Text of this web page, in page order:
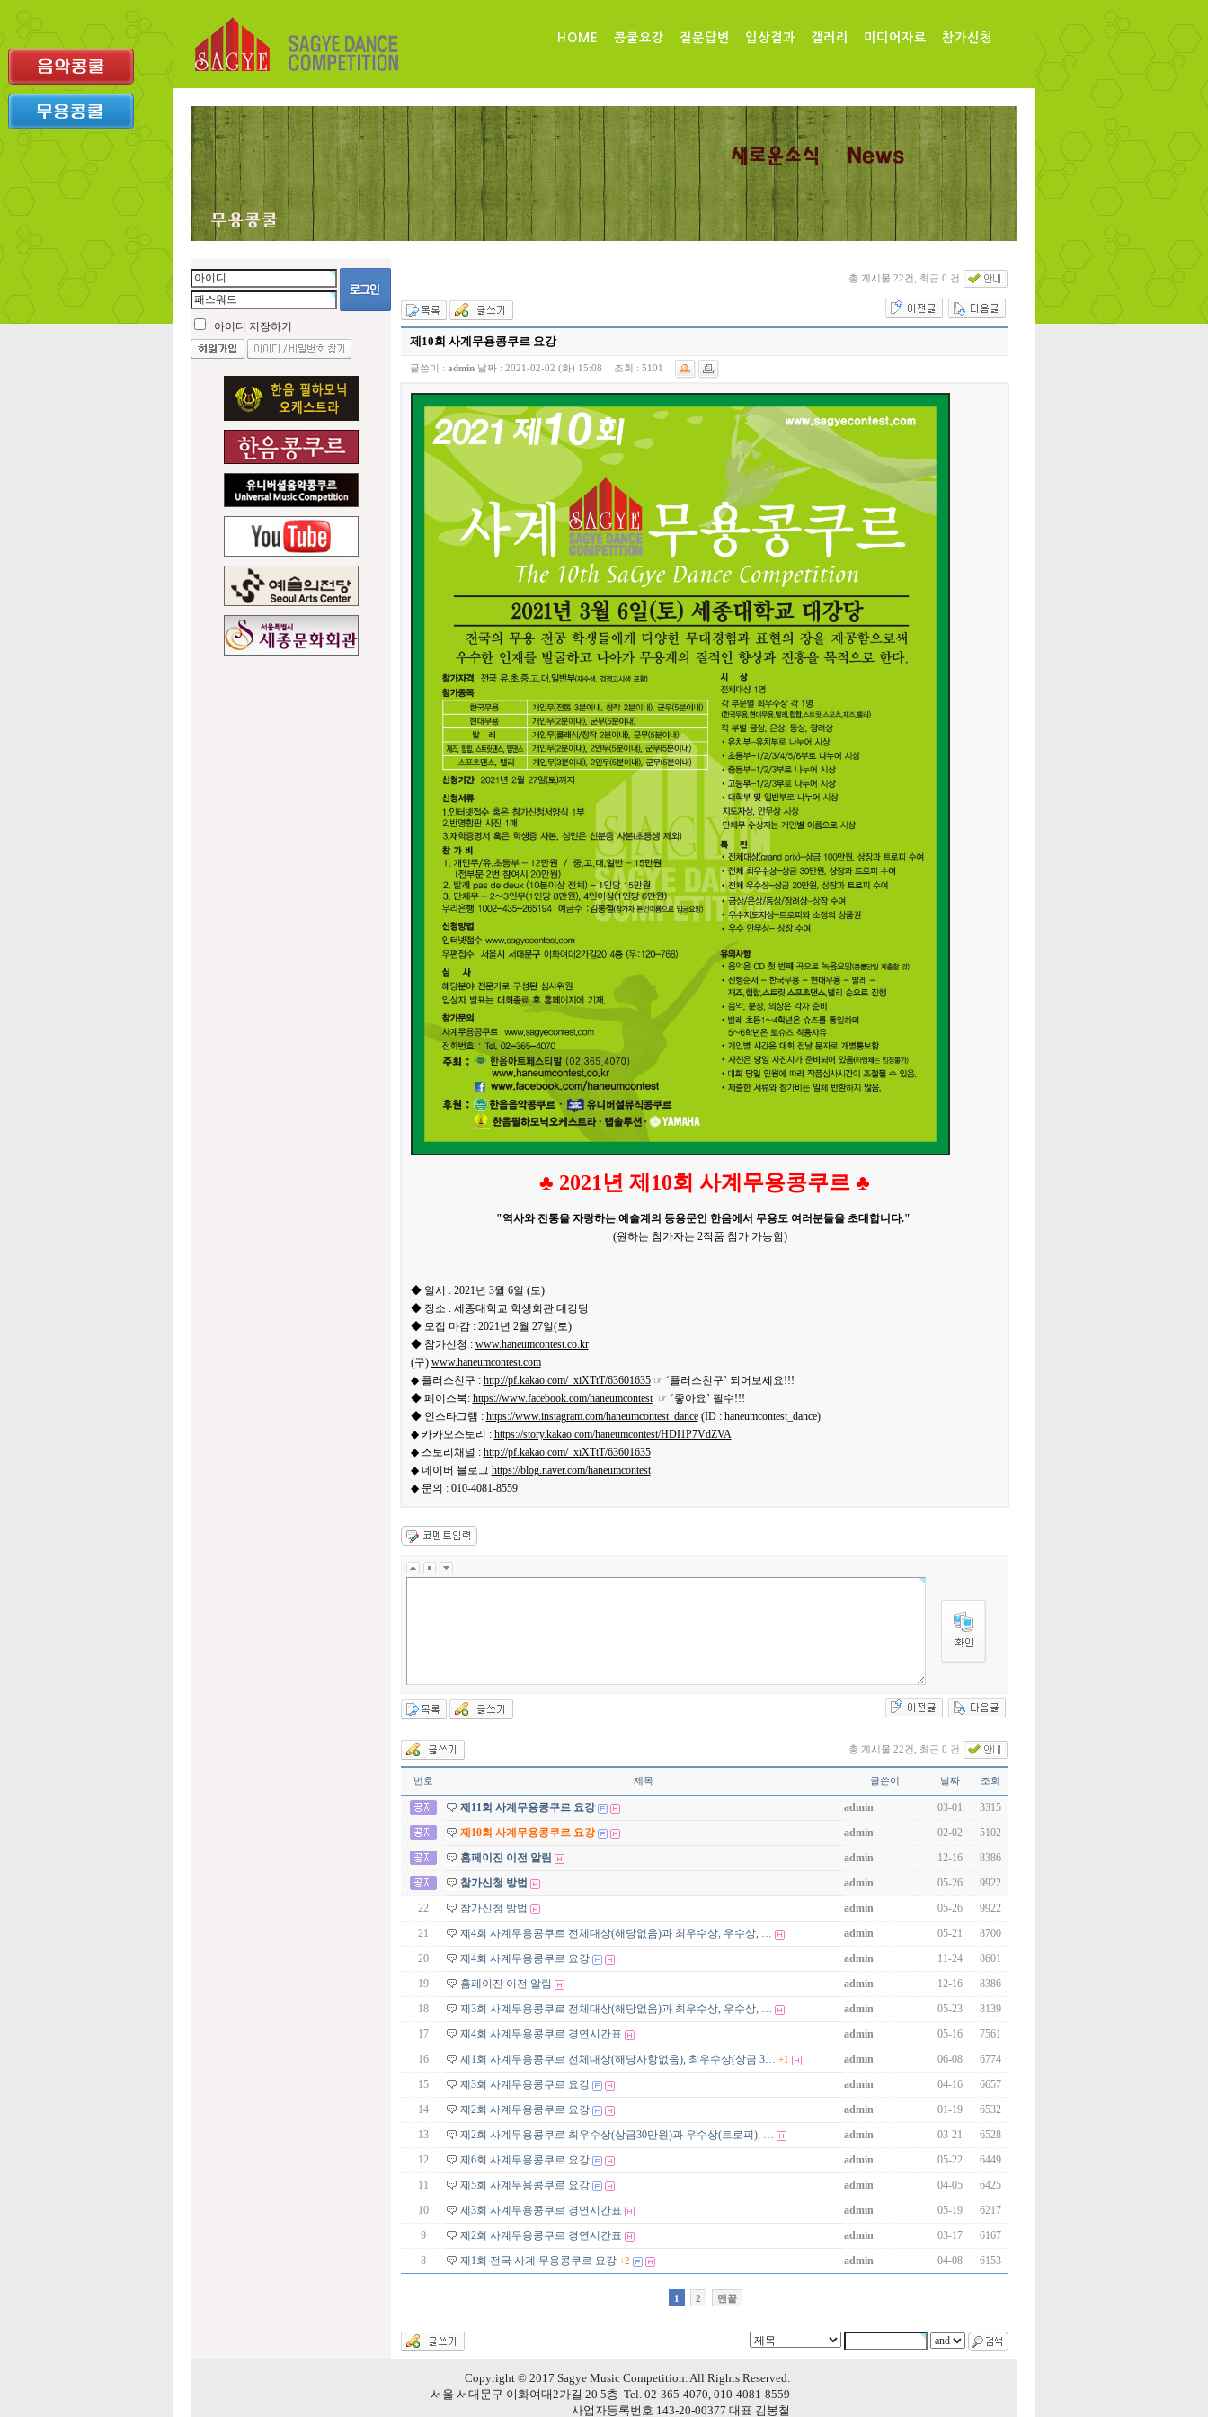
HOME 콩쿨요강 질문답변 입상결과 갤러리 미디어자료 참가신청
아이디 저장하기
총 게시물 22건, 최근 0 건
제10회 사계무용콩쿠르 요강
글쓴이 : admin날짜 : 2021-02-02 (화) 15:08 조회 : 5101
♣ 2021년 제10회 사계무용콩쿠르 ♣
"역사와 전통을 자랑하는 예술계의 등용문인 한음에서 무용도 여러분들을 초대합니다."
(원하는 참가자는 2작품 참가 가능함)
◆ 일시 : 2021년 3월 6일 (토)
◆ 장소 : 세종대학교 학생회관 대강당
◆ 모집 마감 : 2021년 2월 27일(토)
◆ 참가신청 : www.haneumcontest.co.kr
(구) www.haneumcontest.com
◆ 플러스친구 : http://pf.kakao.com/_xiXTtT/63601635☞ ‘플러스친구’ 되어보세요!!!
◆ 페이스북: https://www.facebook.com/haneumcontest☞ ‘좋아요’ 필수!!!
◆ 인스타그램 : https://www.instagram.com/haneumcontest_dance(ID : haneumcontest_dance)
◆ 카카오스토리 : https://story.kakao.com/haneumcontest/HDI1P7VdZVA
◆ 스토리채널 : http://pf.kakao.com/_xiXTtT/63601635
◆ 네이버 블로그 https://blog.naver.com/haneumcontest
◆ 문의 : 010-4081-8559
총 게시물 22건, 최근 0 건
번호 제목 글쓴이 날짜 조회
제11회 사계무용콩쿠르 요강 admin 03-01
3315
제10회 사계무용콩쿠르 요강
admin 02-02
5102
홈페이진 이전 알림
admin 12-16
8386
참가신청 방법
admin 05-26
9922
22
참가신청 방법 admin 05-26
9922
21
제4회 사계무용콩쿠르 전체대상(해당없음)과 최우수상, 우수상, … admin 05-21
8700
20
제4회 사계무용콩쿠르 요강 admin 11-24
8601
19
홈페이진 이전 알림 admin 12-16
8386
18
제3회 사계무용콩쿠르 전체대상(해당없음)과 최우수상, 우수상, … admin 05-23
8139
17
제4회 사계무용콩쿠르 경연시간표 admin 05-16
7561
16
제1회 사계무용콩쿠르 전체대상(해당사항없음), 최우수상(상금 3… +1 admin 06-08
6774
15
제3회 사계무용콩쿠르 요강 admin 04-16
6657
14
제2회 사계무용콩쿠르 요강 admin 01-19
6532
13
제2회 사계무용콩쿠르 최우수상(상금30만원)과 우수상(트로피), … admin 03-21
6528
12
제6회 사계무용콩쿠르 요강 admin 05-22
6449
11
제5회 사계무용콩쿠르 요강 admin 04-05
6425
10
제3회 사계무용콩쿠르 경연시간표 admin 05-19
6217
9
제2회 사계무용콩쿠르 경연시간표 admin 03-17
6167
8
제1회 전국 사계 무용콩쿠르 요강 +2 admin 04-08 6153
1 2 맨끝
Copyright © 2017 Sagye Music Competition. All Rights Reserved.
서울 서대문구 이화여대2가길 20 5층 Tel. 02-365-4070, 010-4081-8559
사업자등록번호 143-20-00377 대표 김봉철